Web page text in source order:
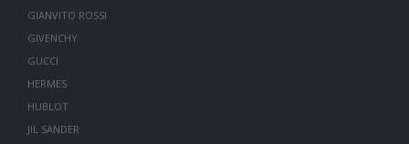
GIANVITO ROSSI
GIVENCHY
GUCCI
HERMES
HUBLOT
JIL SANDER